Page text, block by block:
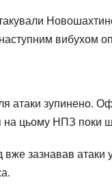
вибухом
атаки зупинено.
на цьому НПЗ поки
зазнавав атаки